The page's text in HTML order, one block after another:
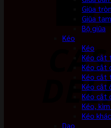
Giũa tròn
Giũa
Bộ giũa
Kéo
Kéo
Kéo cắt
Kéo cắt
Kéo cắt
Kéo cắt
Kéo cắt
Kéo,
Kéo khác
Dao